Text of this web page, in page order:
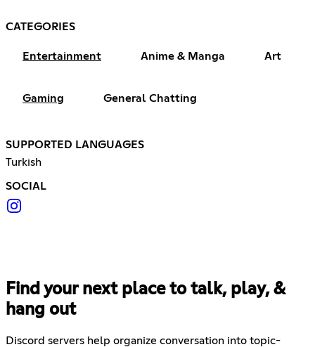
CATEGORIES
Entertainment Anime & Manga Art
Gaming General Chatting
SUPPORTED LANGUAGES
Turkish
SOCIAL
Find your next place to talk, play, &
hang out
Discord servers help organize conversation into topic-